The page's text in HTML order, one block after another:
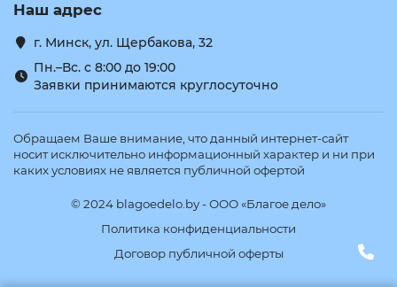
Наш адрес
г. Минск, ул. Щербакова, 32
Пн.–Вс. с 8:00 до 19:00
Заявки принимаются круглосуточно
Обращаем Ваше внимание, что данный интернет-сайт
носит исключительно информационный характер и ни при
каких условиях не является публичной офертой
© 2024 blagoedelo.by - ООО «Благое дело»
Политика конфиденциальности
Договор публичной оферты